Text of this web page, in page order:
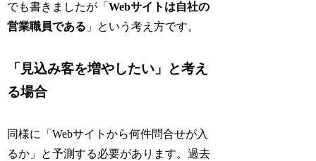
でも書きましたが「Webサイトは自社の
営業職員である 」という考え方です。
「見込み客を増やしたい」と考え
る場合
同様に「Webサイトから何件問合せが入
るか」と予測する必要があります。過去